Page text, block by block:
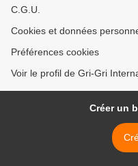
C.G.U.
Cookies et données
Préférences cookies
Voir le profil de Gri-Gri
Créer un